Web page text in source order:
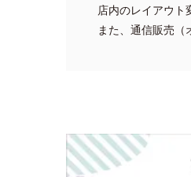
店内のレイアウト
また、通信販売（